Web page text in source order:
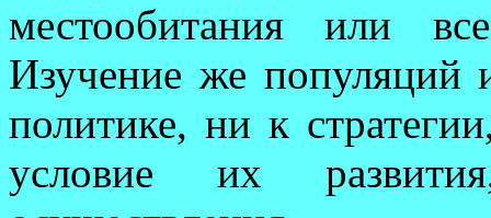
местообитания или
Изучение же по­пуляций
политике, ни к
условие их